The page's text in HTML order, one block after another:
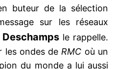
buteur de la sélection
sur les réseaux
Deschamps le rappelle.
les ondes de RMC où un
du monde a lui aussi